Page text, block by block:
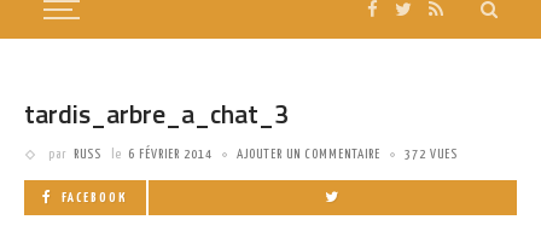
tardis_arbre_a_chat_3
par RUSS le 6 FÉVRIER 2014 AJOUTER UN COMMENTAIRE 372 VUES
FACEBOOK